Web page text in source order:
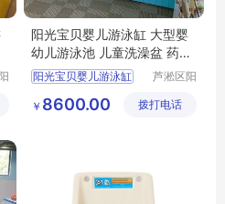
阳光宝贝婴儿游泳缸 大型婴
幼儿游泳池 儿童洗澡盆 药浴
水疗
阳光宝贝婴儿游泳缸
儿童洗澡盆
芦淞区阳
童游泳馆
￥ 8600.00 拨打电话